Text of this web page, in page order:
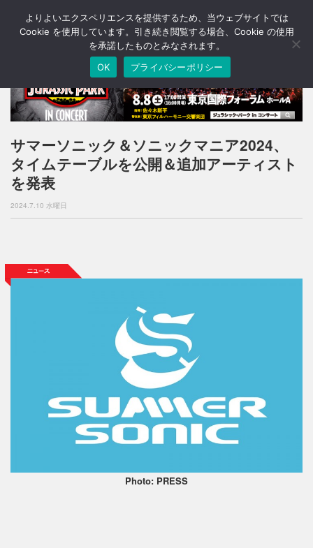
T
o
n
a
v
a
n
サマーソニック＆ソニックマニア2024、
タイムテーブルを公開＆追加アーティスト
を発表
2024.7.10 水曜日
Photo: PRESS
よりよいエクスペリエンスを提供するため、当ウェブサイトでは
Cookie を使用しています。引き続き閲覧する場合、Cookie の使用
を承諾したものとみなされます。
OK
プライバシーポリシー